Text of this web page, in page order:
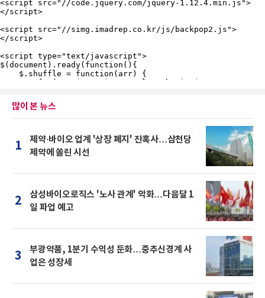
많이 본 뉴스
1
제약·바이오 업계 '상장 폐지' 잔혹사…삼천당
제약에 쏠린 시선
2
삼성바이오로직스 '노사 관계' 악화…다음달 1
일 파업 예고
3
부광약품, 1분기 수익성 둔화…중추신경계 사
업은 성장세